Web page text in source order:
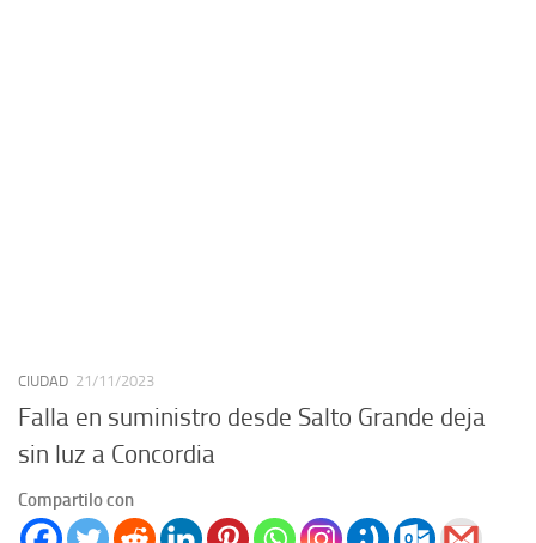
CIUDAD 21/11/2023
Falla en suministro desde Salto Grande deja
sin luz a Concordia
Compartilo con